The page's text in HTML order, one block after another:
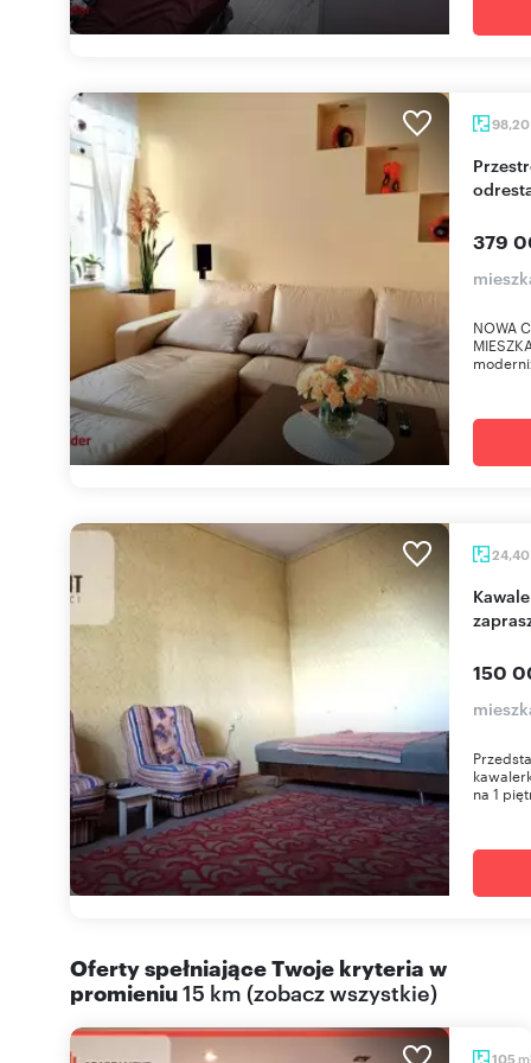
98,20
Przestronne 3-pokojowe mieszkanie w
379
NOWA
24,40
Kawalerka bez czynszu z piecem kaflowym
150
na 1
Oferty spełniające Twoje kryteria w
promieniu15 km (zobacz wszystkie)
105 m